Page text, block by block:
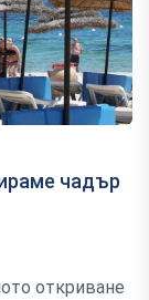
чадър
откриване